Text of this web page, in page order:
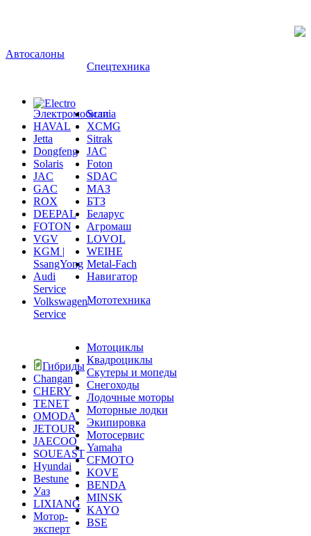
Автосалоны
Электромобили
HAVAL
Jetta
Dongfeng
Solaris
JAC
GAC
ROX
DEEPAL
FOTON
VGV
KGM |
SsangYong
Audi
Service
Volkswagen
Service
Гибриды
Changan
CHERY
TENET
OMODA
JETOUR
JAECOO
SOUEAST
Hyundai
Bestune
Уаз
LIXIANG
Мотор-
эксперт
Спецтехника
Scania
XCMG
Sitrak
JAC
Foton
SDAC
МАЗ
БТЗ
Беларус
Агромаш
LOVOL
WEIHE
Metal-Fach
Навигатор
Мототехника
Мотоциклы
Квадроциклы
Скутеры и мопеды
Снегоходы
Лодочные моторы
Моторные лодки
Экипировка
Мотосервис
Yamaha
CFMOTO
KOVE
BENDA
MINSK
KAYO
BSE